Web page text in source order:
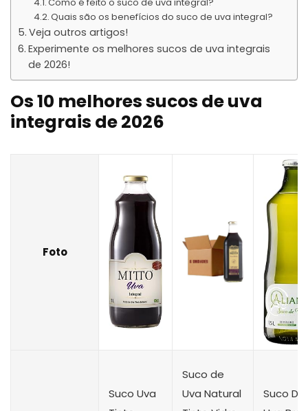
Quais são os benefícios do suco de uva integral?
Veja outros artigos!
Experimente os melhores sucos de uva integrais
de 2026!
Os 10 melhores sucos de uva
integrais de 2026
Foto
Suco Uva
Suco de
Uva Natural
Suco De